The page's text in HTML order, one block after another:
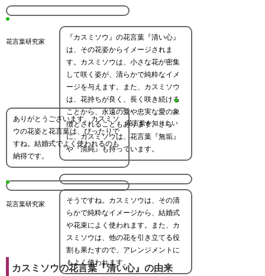
花言葉研究家
『カスミソウ』の花言葉『清い心』
は、その花姿からイメージされま
す。カスミソウは、小さな花が密集
して咲く姿が、清らかで純粋なイメ
ージを与えます。また、カスミソウ
は、花持ちが良く、長く咲き続ける
ことから、永遠の愛や忠実な愛の象
徴とされることもあります。さら
に、カスミソウは、花言葉『無垢』
や『清純』も持っています。
花言葉を知りたい
ありがとうございます。カスミソ
ウの花姿と花言葉は、ぴったりで
すね。結婚式でよく使われるのも
納得です。
花言葉研究家
そうですね。カスミソウは、その清
らかで純粋なイメージから、結婚式
や花束によく使われます。また、カ
スミソウは、他の花を引き立てる役
割も果たすので、アレンジメントに
もよく使われます。
カスミソウの花言葉『清い心』の由来